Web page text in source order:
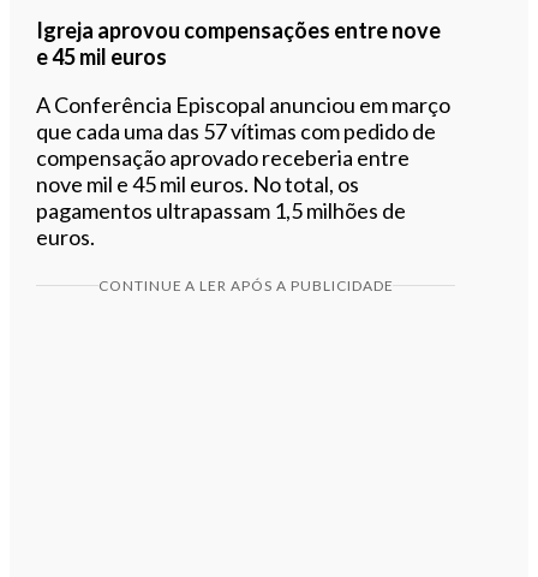
Igreja aprovou compensações entre nove
e 45 mil euros
A Conferência Episcopal anunciou em março
que cada uma das 57 vítimas com pedido de
compensação aprovado receberia entre
nove mil e 45 mil euros. No total, os
pagamentos ultrapassam 1,5 milhões de
euros.
CONTINUE A LER APÓS A PUBLICIDADE